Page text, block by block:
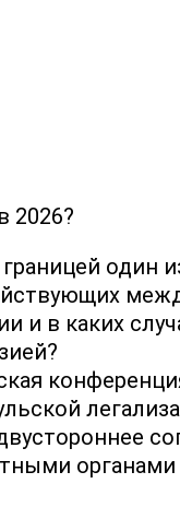
2026?
один
и в каких